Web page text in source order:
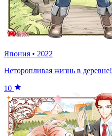
Япония • 2022
Неторопливая жизнь в деревне!
10